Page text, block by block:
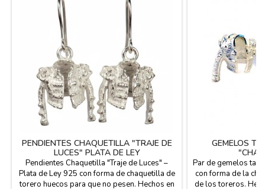
PENDIENTES CHAQUETILLA "TRAJE DE
LUCES" PLATA DE LEY
Pendientes Chaquetilla "Traje de Luces" –
Plata de Ley 925 con forma de chaquetilla de
torero huecos para que no pesen. Hechos en
GEMELOS
Par de gemelos
con forma de la
de los toreros.